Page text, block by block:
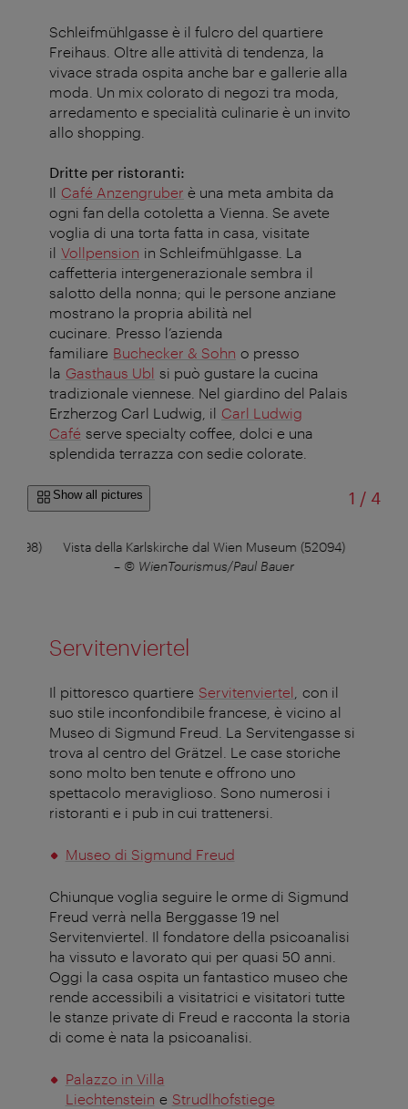
Schleifmühlgasse è il fulcro del quartiere
Freihaus. Oltre alle attività di tendenza, la
vivace strada ospita anche bar e gallerie alla
moda. Un mix colorato di negozi tra moda,
arredamento e specialità culinarie è un invito
allo shopping.
Dritte per ristoranti:
Il Café Anzengruber è una meta ambita da
ogni fan della cotoletta a Vienna. Se avete
voglia di una torta fatta in casa, visitate
il Vollpension in Schleifmühlgasse. La
caffetteria intergenerazionale sembra il
salotto della nonna; qui le persone anziane
mostrano la propria abilità nel
cucinare. Presso l’azienda
familiare Buchecker & Sohn o presso
la Gasthaus Ubl si può gustare la cucina
tradizionale viennese. Nel giardino del Palais
Erzherzog Carl Ludwig, il Carl Ludwig
Café serve specialty coffee, dolci e una
splendida terrazza con sedie colorate.
Show all pictures 1 /of
4
Vista della Karlskirche dal Wien Museum (52094)
– © WienTourismus/Paul Bauer
Servitenviertel
Il pittoresco quartiere Servitenviertel , con il
suo stile inconfondibile francese, è vicino al
Museo di Sigmund Freud. La Servitengasse si
trova al centro del Grätzel. Le case storiche
sono molto ben tenute e offrono uno
spettacolo meraviglioso. Sono numerosi i
ristoranti e i pub in cui trattenersi.
Museo di Sigmund Freud
Chiunque voglia seguire le orme di Sigmund
Freud verrà nella Berggasse 19 nel
Servitenviertel. Il fondatore della psicoanalisi
ha vissuto e lavorato qui per quasi 50 anni.
Oggi la casa ospita un fantastico museo che
rende accessibili a visitatrici e visitatori tutte
le stanze private di Freud e racconta la storia
di come è nata la psicoanalisi.
Palazzo in Villa
Liechtenstein e Strudlhofstiege